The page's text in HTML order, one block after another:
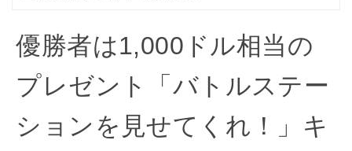
優勝者は1,000ドル相当の
プレゼント「バトルステー
ションを見せてくれ！」キ